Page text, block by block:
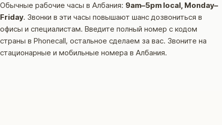
Обычные рабочие часы в Албания: 9am–5pm local, Monday–
Friday. Звонки в эти часы повышают шанс дозвониться в
офисы и специалистам. Введите полный номер с кодом
страны в Phonecall, остальное сделаем за вас. Звоните на
стационарные и мобильные номера в Албания.